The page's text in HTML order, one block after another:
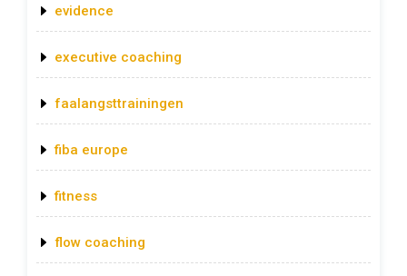
evidence
executive coaching
faalangsttrainingen
fiba europe
fitness
flow coaching